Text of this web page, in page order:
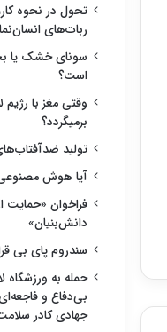
تحول در نحوه
ربات‌های انسان‌نما
سونای خشک یا
است؟
وقتی مغز با رژیم
برمیگردد؟
تولید
آیا هوش
فراخوان
دانش‌بنیان»
سندروم پای بی
حمله به ورزشگاه
بی‌دفاع و
جهادی کادر